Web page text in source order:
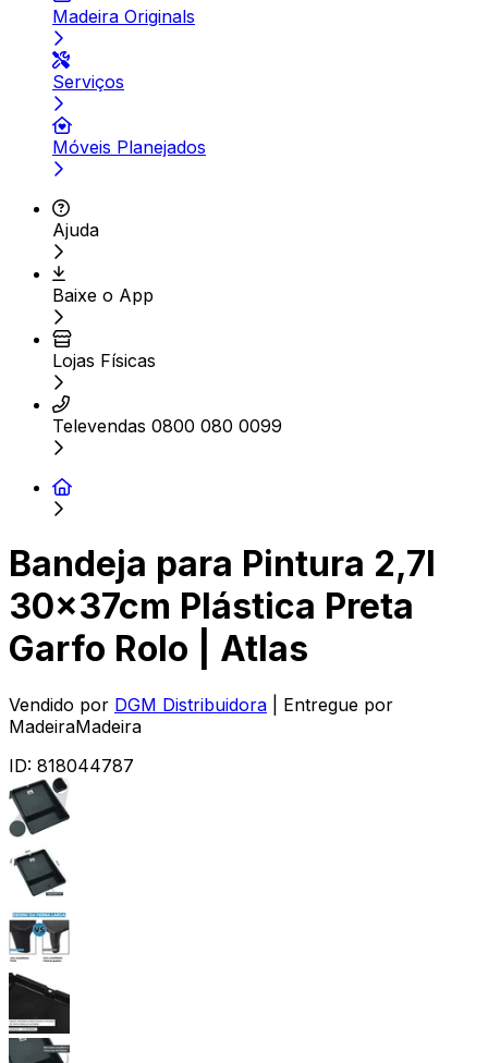
Madeira Originals
Serviços
Móveis Planejados
Ajuda
Baixe o App
Lojas Físicas
Televendas 0800 080 0099
Bandeja para Pintura 2,7l
30x37cm Plástica Preta
Garfo Rolo | Atlas
Vendido por DGM Distribuidora
| Entregue por
MadeiraMadeira
ID: 818044787